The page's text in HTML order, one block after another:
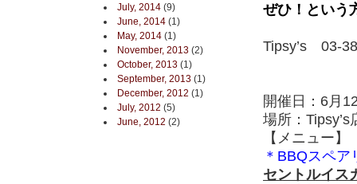
ぜひ！という
Tipsy’s 03-
開催日：6月
場所：
【メニュー】
＊BBQスペア
セントルイ
July, 2014 (9)
June, 2014 (1)
May, 2014 (1)
November, 2013 (2)
October, 2013 (1)
September, 2013 (1)
December, 2012 (1)
July, 2012 (5)
June, 2012 (2)